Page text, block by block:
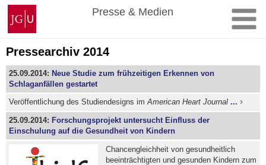
Zum
Inhalt
springen
Johannes
Gutenberg-
Universität
Mainz
Presse & Medien
Pressearchiv 2014
25.09.2014: Neue Studie zum frühzeitigen Erkennen von
Schlaganfällen gestartet
Veröffentlichung des Studiendesigns imAmerican Heart Journal ...
25.09.2014: Forschungsprojekt untersucht Einfluss der
Einschulung auf die Gesundheit von Kindern
Chancengleichheit von gesundheitlich
beeinträchtigten und gesunden Kindern zum